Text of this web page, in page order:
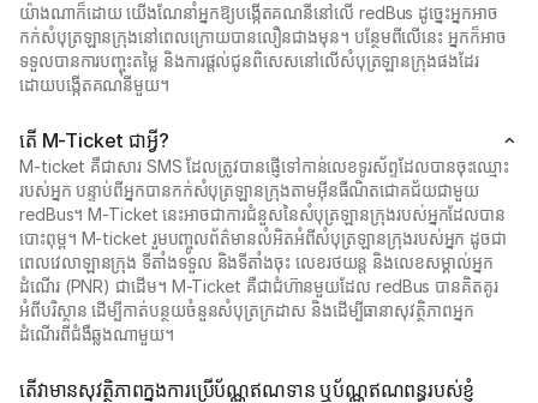
យ៉ាងណាក៏ដោយ យើងណែនាំអ្នកឱ្យបង្កើតគណនីនៅលើ redBus ដូច្នេះអ្នកអាច
កក់សំបុត្រឡានក្រុងនៅពេលក្រោយបានលឿនជាងមុន។ បន្ថែមពីលើនេះ អ្នកក៏អាច
ទទួលបានការបញ្ចុះតម្លៃ និងការផ្តល់ជូនពិសេសនៅលើសំបុត្រឡានក្រុងផងដែរ
ដោយបង្កើតគណនីមួយ។
តើ M-Ticket ជាអ្វី?
M-ticket គឺជាសារ SMS ដែលត្រូវបានផ្ញើទៅកាន់លេខទូរស័ព្ទដែលបានចុះឈ្មោះ
របស់អ្នក បន្ទាប់ពីអ្នកបានកក់សំបុត្រឡានក្រុងតាមអ៊ីនធឺណិតជោគជ័យជាមួយ
redBus។ M-Ticket នេះអាចជាការជំនួសនៃសំបុត្រឡានក្រុងរបស់អ្នកដែលបាន
បោះពុម្ព។ M-ticket រួមបញ្ចូលព័ត៌មានលំអិតអំពីសំបុត្រឡានក្រុងរបស់អ្នក ដូចជា
ពេលវេលាឡានក្រុង ទីតាំងទទួល និងទីតាំងចុះ លេខរថយន្ត និងលេខសម្គាល់អ្នក
ដំណើរ (PNR) ជាដើម។ M-Ticket គឺជាជំហ៊ានមួយដែល redBus បានគិតគូរ
អំពីបរិស្ថាន ដើម្បីកាត់បន្ថយចំនួនសំបុត្រក្រដាស និងដើម្បីធានាសុវត្ថិភាពអ្នក
ដំណើរពីជំងឺឆ្លងណាមួយ។
តើវាមានសុវត្ថិភាពក្នុងការប្រើប័ណ្ណឥណទាន ឬប័ណ្ណឥណពន្ធរបស់ខ្ញុំ